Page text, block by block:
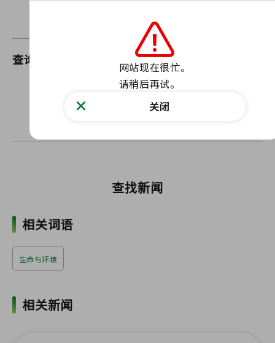
查询
福岛动物福利中心
通过我们的网站联系我们
联系表格
查找新闻
相关词语
生命与环境
相关新闻
网站现在很忙。
请稍后再试。
关闭